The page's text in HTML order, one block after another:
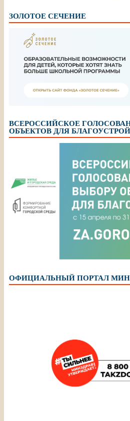
ЗОЛОТОЕ СЕЧЕНИЕ
ВСЕРОССИЙСКОЕ
ОБЪЕКТОВ ДЛЯ
ОФИЦИАЛЬНЫЙ ПОРТАЛ